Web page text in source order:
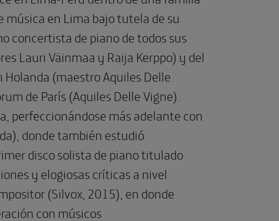
música en Lima bajo tutela de su
concertista de piano de todos sus
Lauri Väinmaa y Raija Kerppo) y del
(maestro Aquiles Delle
de París (Aquiles Delle Vigne).
perfeccionándose más adelante con
donde también estudió
disco solista de piano titulado
y elogiosas críticas a nivel
(Silvox, 2015), en donde
con músicos